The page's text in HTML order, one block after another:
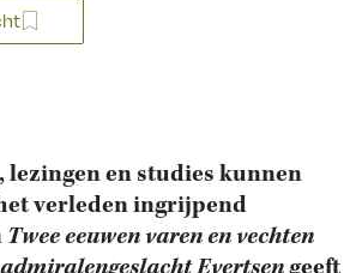
Zoek
en studies kunnen
verleden ingrijpend
Twee eeuwen varen en vechten